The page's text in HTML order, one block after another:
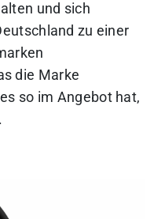
und sich
zu einer
die Marke
so im Angebot hat,